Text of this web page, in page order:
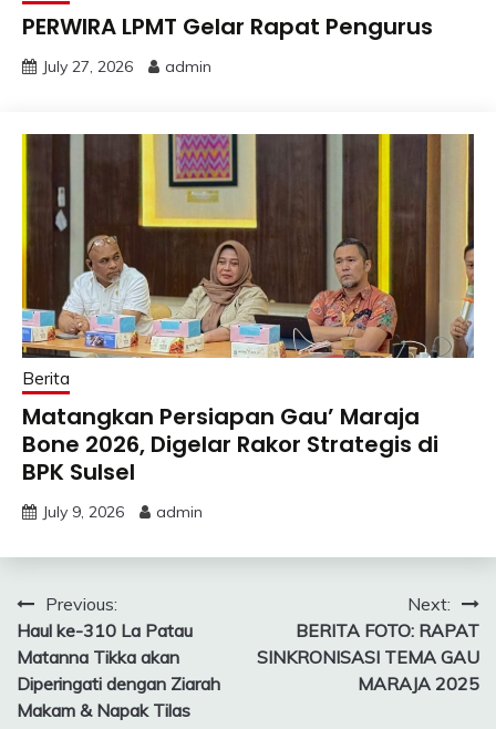
PERWIRA LPMT Gelar Rapat Pengurus
July 27, 2026 admin
Berita
Matangkan Persiapan Gau’ Maraja
Bone 2026, Digelar Rakor Strategis di
BPK Sulsel
July 9, 2026 admin
Post
navigation
Previous:
Haul ke-310 La Patau
Matanna Tikka akan
Diperingati dengan Ziarah
Makam & Napak Tilas
Next:
BERITA FOTO: RAPAT
SINKRONISASI TEMA GAU
MARAJA 2025